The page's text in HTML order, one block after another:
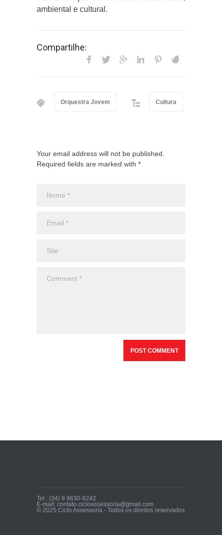
ambiental e cultural.
Compartilhe:
Orquestra Jovem Cultura
Your email address will not be published.
Required fields are marked with *
Tel.: (34) 9 9630-8242
E-mail: contato.cicloassessoria@gmail.com
© 2025 Ciclo Assessoria - Todos os direitos reservados